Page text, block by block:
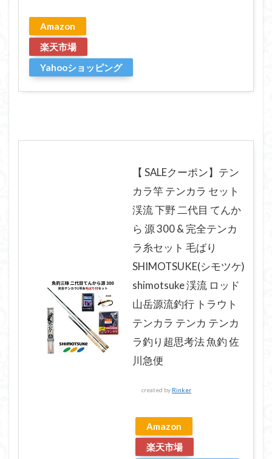
Amazon
楽天市場
Yahooショッピング
【 SALEクーポン】テン
カラ竿 テンカラ セット
渓流 下野 二代目 てんか
ら 源 300 & 完全テンカ
ラ糸セット 毛ばり
SHIMOTSUKE(シモツケ)
shimotsuke 渓流 ロッド
山岳源流釣行 トラウト
テンカラ テンカ テンカ
ラ釣り超思考法 魚釣 佐
川急便
created by Rinker
Amazon
楽天市場